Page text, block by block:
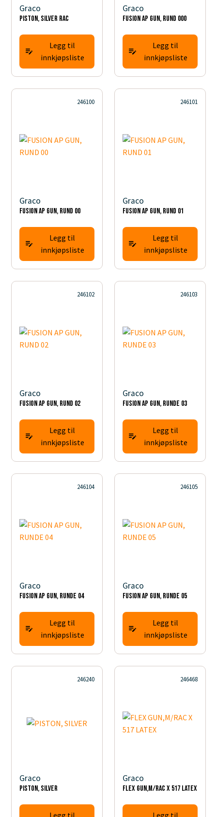
Graco
PISTON, SILVER RAC
Legg til
innkjøpsliste
Graco
FUSION AP GUN, RUND 000
Legg til
innkjøpsliste
246100
Graco
FUSION AP GUN, RUND 00
Legg til
innkjøpsliste
246101
Graco
FUSION AP GUN, RUND 01
Legg til
innkjøpsliste
246102
Graco
FUSION AP GUN, RUND 02
Legg til
innkjøpsliste
246103
Graco
FUSION AP GUN, RUNDE 03
Legg til
innkjøpsliste
246104
Graco
FUSION AP GUN, RUNDE 04
Legg til
innkjøpsliste
246105
Graco
FUSION AP GUN, RUNDE 05
Legg til
innkjøpsliste
246240
Graco
PISTON, SILVER
Legg til
246468
Graco
FLEX GUN,M/RAC X 517 LATEX
Legg til